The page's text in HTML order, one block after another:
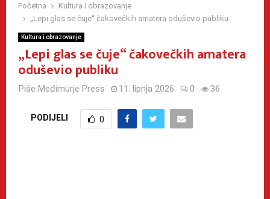
Početna
Kultura i obrazovanje
„Lepi glas se čuje“ čakovečkih amatera oduševio publiku
Kultura i obrazovanje
„Lepi glas se čuje“ čakovečkih amatera
oduševio publiku
Piše Međimurje Press 11. lipnja 2026 0 36
PODIJELI 0